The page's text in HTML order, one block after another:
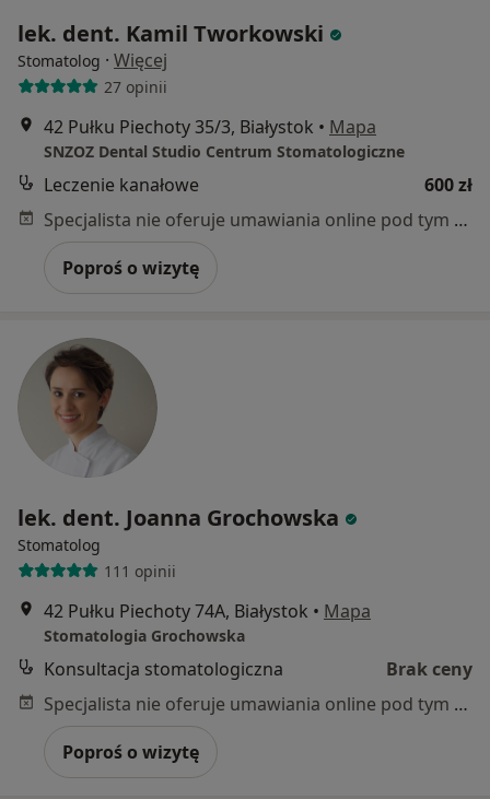
lek. dent. Kamil Tworkowski
Stomatolog · Więcej
27 opinii
42 Pułku Piechoty 35/3, Białystok • Mapa
SNZOZ Dental Studio Centrum Stomatologiczne
Leczenie kanałowe
600 zł
Specjalista nie oferuje umawiania online pod tym adresem.
Poproś o wizytę
lek. dent. Joanna Grochowska
Stomatolog
111 opinii
42 Pułku Piechoty 74A, Białystok • Mapa
Stomatologia Grochowska
Konsultacja stomatologiczna
Brak ceny
Specjalista nie oferuje umawiania online pod tym adresem.
Poproś o wizytę